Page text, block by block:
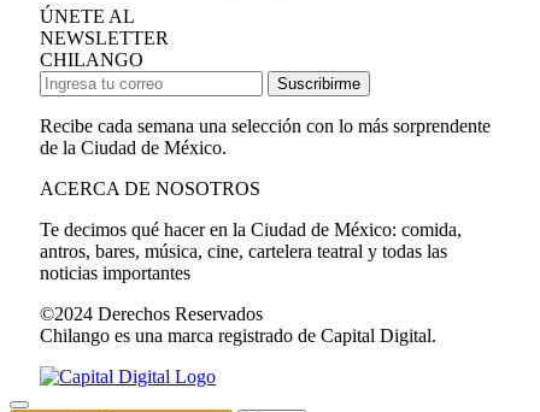
ÚNETE AL
NEWSLETTER
CHILANGO
Suscribirme
Recibe cada semana una selección con lo más sorprendente
de la Ciudad de México.
ACERCA DE NOSOTROS
Te decimos qué hacer en la Ciudad de México: comida,
antros, bares, música, cine, cartelera teatral y todas las
noticias importantes
©2024 Derechos Reservados
Chilango es una marca registrado de Capital Digital.